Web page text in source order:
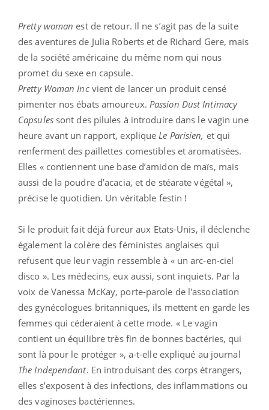
Pretty woman est de retour. Il ne s’agit pas de la suite
des aventures de Julia Roberts et de Richard Gere, mais
de la société américaine du même nom qui nous
promet du sexe en capsule.
Pretty Woman Incvient de lancer un produit censé
pimenter nos ébats amoureux. Passion Dust Intimacy
Capsules sont des pilules à introduire dans le vagin une
heure avant un rapport, explique Le Parisien, et qui
renferment des paillettes comestibles et aromatisées.
Elles « contiennent une base d’amidon de maïs, mais
aussi de la poudre d’acacia, et de stéarate végétal »,
précise le quotidien. Un véritable festin !
Si le produit fait déjà fureur aux Etats-Unis, il déclenche
également la colère des féministes anglaises qui
refusent que leur vagin ressemble à « un arc-en-ciel
disco ». Les médecins, eux aussi, sont inquiets. Par la
voix de Vanessa McKay, porte-parole de l'association
des gynécologues britanniques, ils mettent en garde les
femmes qui céderaient à cette mode. « Le vagin
contient un équilibre très fin de bonnes bactéries, qui
sont là pour le protéger », a-t-elle expliqué au journal
The Independant. En introduisant des corps étrangers,
elles s’exposent à des infections, des inflammations ou
des vaginoses bactériennes.